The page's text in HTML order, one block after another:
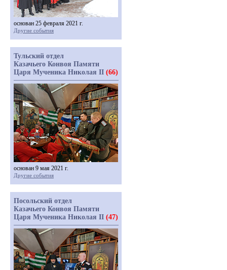
основан 25 февраля 2021 г.
Другие события
Тульский отдел
Казачьего Конвоя Памяти
Царя Мученика Николая II (66)
основан 9 мая 2021 г.
Другие события
Посольский отдел
Казачьего Конвоя Памяти
Царя Мученика Николая II (47)